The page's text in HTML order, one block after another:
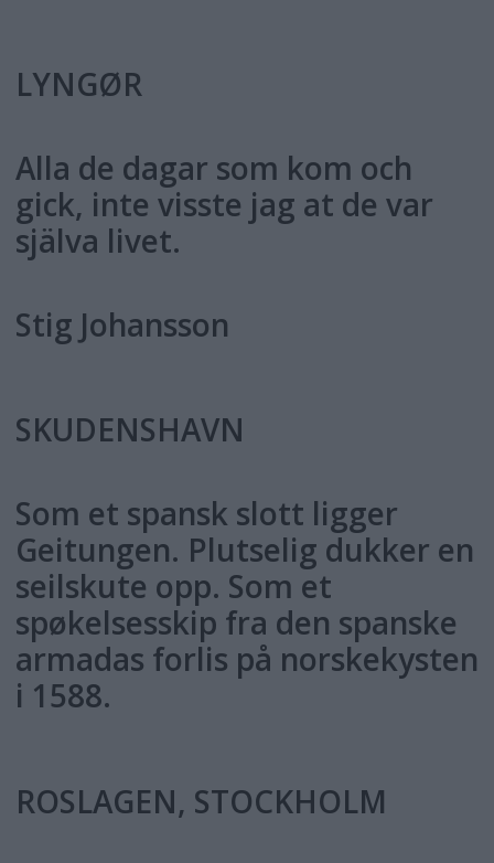
LYNGØR
Alla de dagar som kom och
gick, inte visste jag at de var
själva livet.
Stig Johansson
SKUDENSHAVN
Som et spansk slott ligger
Geitungen. Plutselig dukker en
seilskute opp. Som et
spøkelsesskip fra den spanske
armadas forlis på norskekysten
i 1588.
ROSLAGEN, STOCKHOLM